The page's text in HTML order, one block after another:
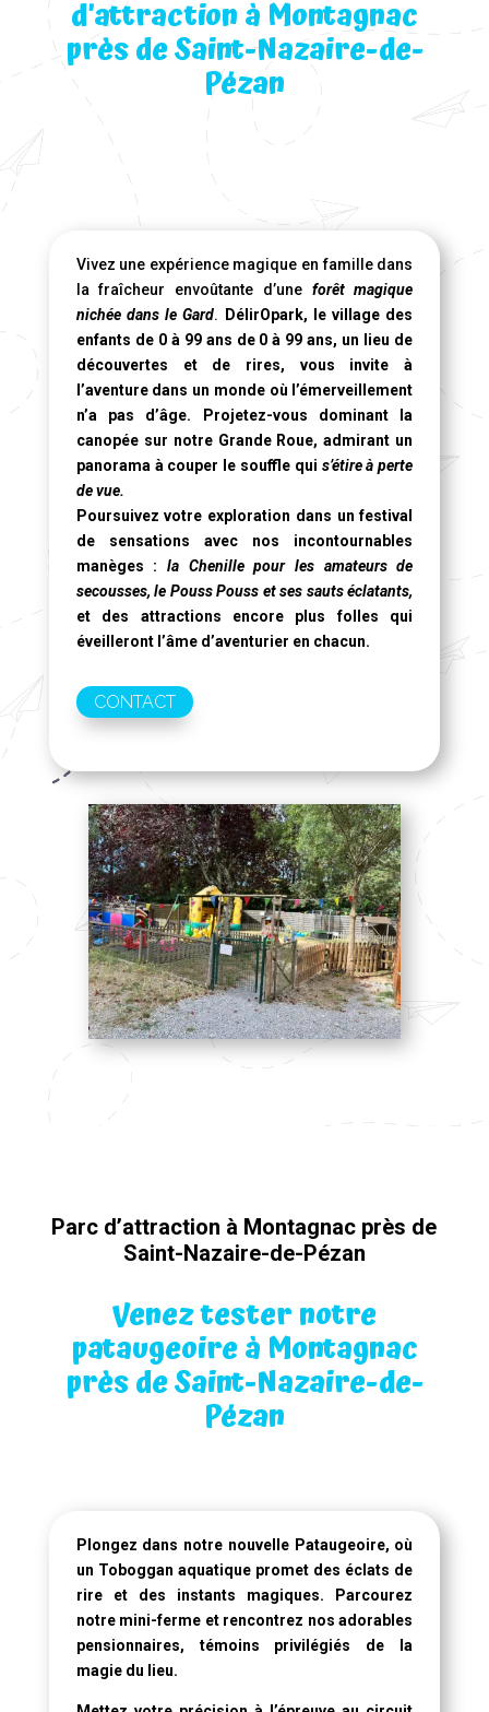
d’attraction à Montagnac
près de Saint-Nazaire-de-
Pézan
Vivez une expérience magique en famille dans
la fraîcheur envoûtante d’une forêt magique
nichée dans le Gard.
DélirOpark, le village des
enfants de 0 à 99 ans de 0 à 99 ans, un lieu de
découvertes et de rires, vous invite à
l’aventure dans un monde où l’émerveillement
n’a pas d’âge. Projetez-vous dominant la
canopée sur notre Grande Roue, admirant un
panorama à couper le souffle qui s’étire à perte
de vue.
Poursuivez votre exploration dans un festival
de sensations avec nos incontournables
manèges :la Chenille pour les amateurs de
secousses, le Pouss Pouss et ses sauts éclatants,
et des attractions encore plus folles qui
éveilleront l’âme d’aventurier en chacun.
CONTACT
Parc d’attraction à Montagnac près de
Saint-Nazaire-de-Pézan
Venez tester notre
pataugeoire à Montagnac
près de Saint-Nazaire-de-
Pézan
Plongez dans notre nouvelle Pataugeoire, où
un Toboggan aquatiquepromet des éclats de
rire et des instants magiques. Parcourez
notre mini-ferme et rencontrez nos adorables
pensionnaires, témoins privilégiés de la
magie du lieu.